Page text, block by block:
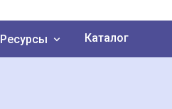
Ресурсы Каталог